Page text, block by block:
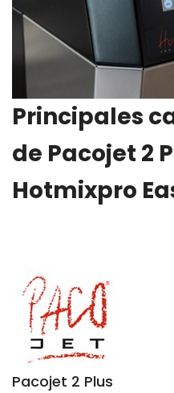
Principales
de Pacojet 2
Hotmixpro
Pacojet 2 Plus